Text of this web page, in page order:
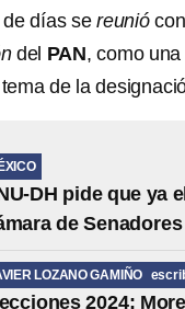
de días sereunió
del PAN, como
de la
DH pide que ya
de
LOZANO GAMIÑO
2024;